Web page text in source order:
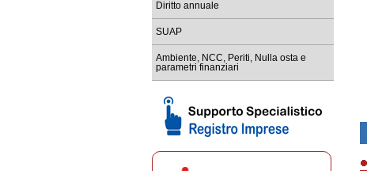
Diritto annuale
SUAP
Ambiente, NCC, Periti, Nulla osta e
parametri finanziari